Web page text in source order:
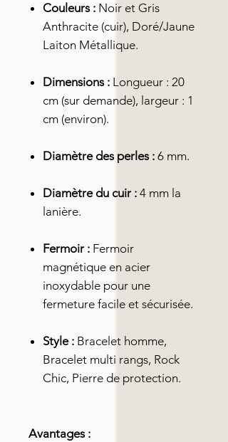
Couleurs : Noir et Gris
Anthracite (cuir), Doré/Jaune
Laiton Métallique.
Dimensions : Longueur : 20
cm (sur demande), largeur : 1
cm (environ).
Diamètre des perles : 6 mm.
Diamètre du cuir : 4 mm la
lanière.
Fermoir : Fermoir
magnétique en acier
inoxydable pour une
fermeture facile et sécurisée.
Style : Bracelet homme,
Bracelet multi rangs, Rock
Chic, Pierre de protection.
Avantages :